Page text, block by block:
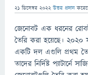
21 ডিসেম্বর 2022 উত্তর প্রদান
জেনোবট এক ধরনের
তৈরি করা হয়েছে। 2020
একটি দল এগুলি প্রথম
তাদের নির্দিষ্ট প্যাটার্নে